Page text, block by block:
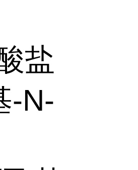
盐
-N-